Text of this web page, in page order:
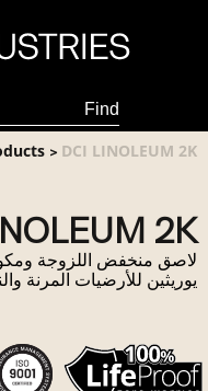
Search
for:
>DCI LINOLEUM 2K
2K
لاصق منخفض اللزوجة
يوريثين للأرضيات المرنة